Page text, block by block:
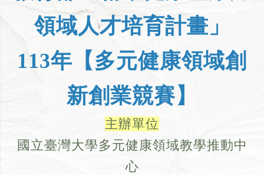
領域人才培育計畫」
113年【多元健康領域創
新創業競賽】
主辦單位
國立臺灣大學多元健康領域教學推動中
心